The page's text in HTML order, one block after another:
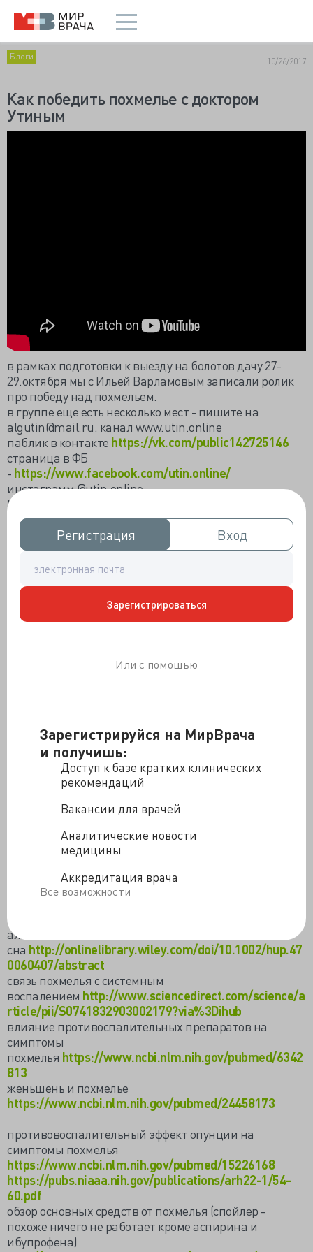
Зарегистрируйся на МирВрача
и получишь:
Доступ к базе кратких клинических
рекомендаций
Вакансии для врачей
Аналитические новости
медицины
Аккредитация врача
Все возможности
Регистрация
Регистрация Вход
Вход
Зарегистрироваться
Или с помощью
Блоги 10/26/2017
Как победить похмелье с доктором
Утиным
в рамках подготовки к выезду на болотов дачу 27-
29.октября мы с Ильей Варламовым записали ролик
про победу над похмельем.
в группе еще есть несколько мест - пишите на
algutin@mail.ru. канал www.utin.online
паблик в контакте https://vk.com/public142725146
страница в ФБ
- https://www.facebook.com/utin.online/
инстаграмм @utin.online
В ролике я обещаю пруфы - и вот они.
Симптомы
похмелья:https://academic.oup.com/alcalc/article-
lookup/doi/10.1093/alcalc/agm163
Исследование об отсутствии доказаной
эффективности основных способов лечения
похмелья
https://www.ncbi.nlm.nih.gov/pmc/articles/
Про более тяжелое похмелье от напитков содержащих
http://www.eurekaselect.com/94053/articl
Про роль продуктов брожения в
похмельеhttps://www.ncbi.nlm.nih.gov/pubmed/2071
Про роль метанола в похмелье
https://www.ncbi.nlm.nih.gov/pubmed/18034701
отравлении
метаноломhttps://www.ncbi.nlm.nih.gov/pmc/articles
/PMC1306022/
про алкоголь и
es/PMC438648/?page=1
алкоголь и качество
сна http://onlinelibrary.wiley.com/doi/10.1002/hup.47
0060407/abstract
связь похмелья с системным
воспалением http://www.sciencedirect.com/science/a
rticle/pii/S0741832903002179?via%3Dihub
влияние противоспалительных препаратов на
симптомы
похмелья https://www.ncbi.nlm.nih.gov/pubmed/6342
813
женьшень и похмелье
https://www.ncbi.nlm.nih.gov/pubmed/24458173
противовоспалительный эффект опунции на
симптомы похмелья
https://www.ncbi.nlm.nih.gov/pubmed/15226168
https://pubs.niaaa.nih.gov/publications/arh22-1/54-
60.pdf
обзор основных средств от похмелья (спойлер -
похоже ничего не работает кроме аспирина и
ибупрофена)